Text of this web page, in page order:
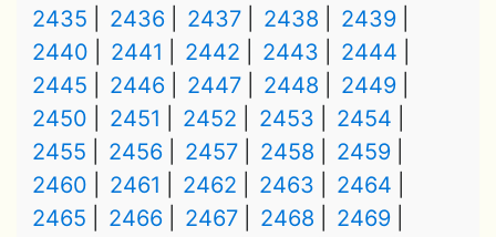
2435
2436 2437 2438
2439
2440
2441 2442 2443
2444
2445
2446 2447 2448
2449
2450
2451 2452 2453
2454
2455
2456 2457 2458
2459
2460
2461 2462 2463
2464
2465
2466 2467 2468
2469